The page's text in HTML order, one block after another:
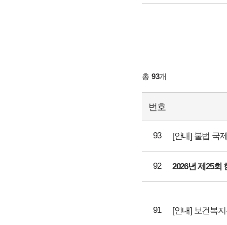
총 93개
번호
93 [안내] 불법 국
92 2026년 제25회
91